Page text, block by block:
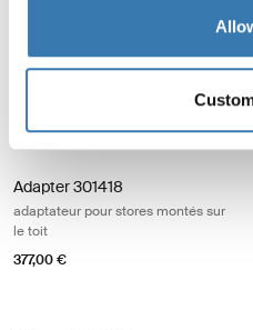
ensemble de bras de tension gris
anodisé
Adapter 301418
adaptateur pour stores montés sur
le toit
377,00 €